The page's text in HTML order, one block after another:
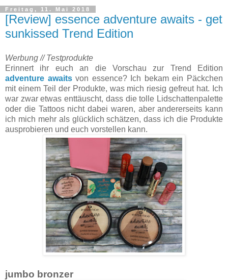
Freitag, 11. Mai 2018
[Review] essence adventure awaits - get
sunkissed Trend Edition
Werbung // Testprodukte
Erinnert ihr euch an die Vorschau zur Trend Edition
adventure awaitsvon essence? Ich bekam ein Päckchen
mit einem Teil der Produkte, was mich riesig gefreut hat. Ich
war zwar etwas enttäuscht, dass die tolle Lidschattenpalette
oder die Tattoos nicht dabei waren, aber andererseits kann
ich mich mehr als glücklich schätzen, dass ich die Produkte
ausprobieren und euch vorstellen kann.
jumbo bronzer